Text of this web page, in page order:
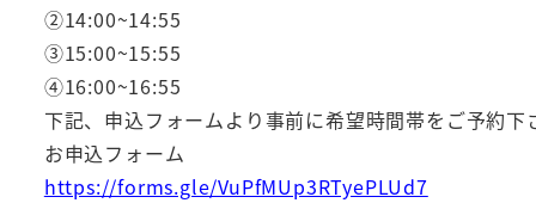
②14:00~14:55
③15:00~15:55
④16:00~16:55
下記、申込フォームより事前に希望時間帯をご予約下
お申込フォーム
https://forms.gle/VuPfMUp3RTyePLUd7